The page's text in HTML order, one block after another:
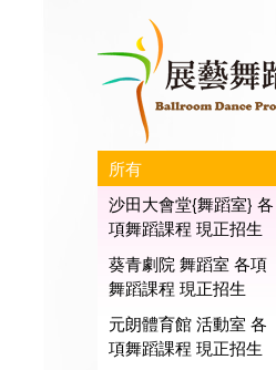
所有
沙田大會堂{舞蹈室} 各
項舞蹈課程 現正招生
葵青劇院 舞蹈室 各項
舞蹈課程 現正招生
元朗體育館 活動室 各
項舞蹈課程 現正招生